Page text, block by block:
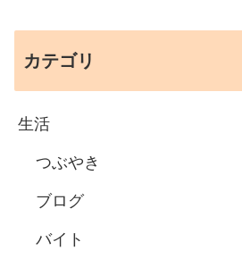
カテゴリ
生活
つぶやき
ブログ
バイト